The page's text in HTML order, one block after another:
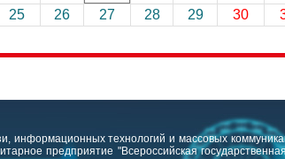
25
26 27 28 29 30
технологий и массовых
предприятие "Всероссийская